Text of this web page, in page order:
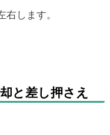
します。
と差し押さえ